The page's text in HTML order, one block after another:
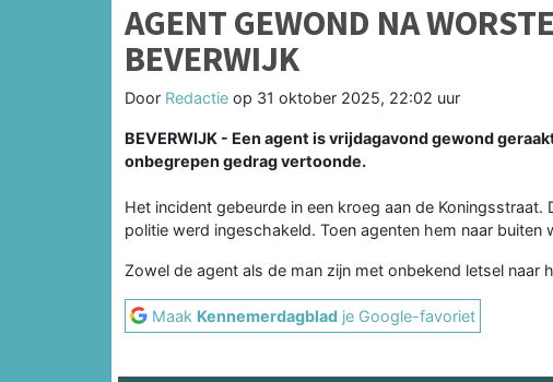
AGENT GEWOND NA
BEVERWIJK
Door Redactie op 31 oktober 2025, 22:02 uur
BEVERWIJK - Een agent is vrijdagavond gewond
onbegrepen gedrag vertoonde.
Het incident gebeurde in een kroeg aan de
politie werd ingeschakeld. Toen agenten hem naar
Zowel de agent als de man zijn met onbekend letsel naar
Maak Kennemerdagblad je Google-favoriet